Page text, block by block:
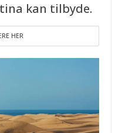
kan tilbyde.
HER